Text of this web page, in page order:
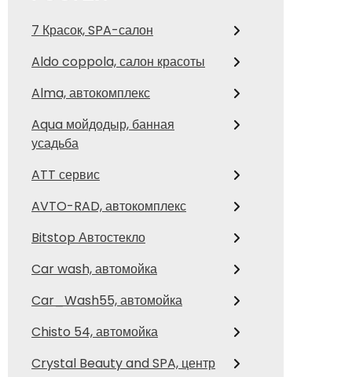
7 Красок, SPA-салон
Aldo coppola, салон красоты
Alma, автокомплекс
Aqua мойдодыр, банная
усадьба
ATT сервис
AVTO-RAD, автокомплекс
Bitstop Автостекло
Car wash, автомойка
Car_Wash55, автомойка
Chisto 54, автомойка
Crystal Beauty and SPA, центр